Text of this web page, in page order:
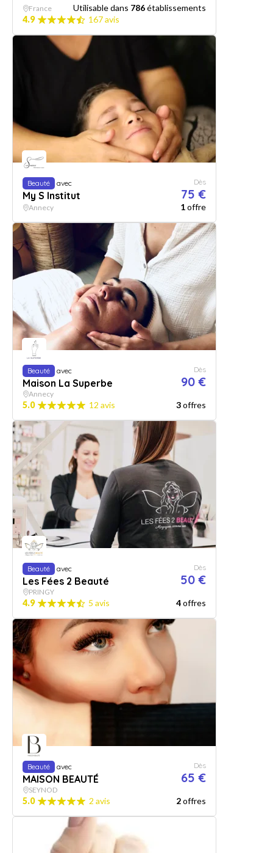
France Utilisable dans 786établissements
4.9
167 avis
Beauté avec
My S Institut
Dès
75 €
Annecy 1offre
Beauté avec
Maison La Superbe
Dès
90 €
Annecy
5.0 12 avis 3offres
Beauté avec
Les Fées 2 Beauté
Dès
50 €
PRINGY
4.9 5 avis 4offres
Beauté avec
MAISON BEAUTÉ
Dès
65 €
SEYNOD
5.0 2 avis 2offres